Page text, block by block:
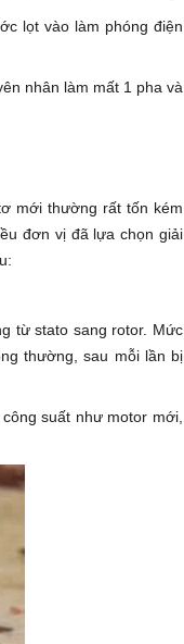
lọt vào làm phóng điện
nhân làm mất 1 pha và
mới thường rất tốn kém
đơn vị đã lựa chọn giải
từ stato sang rotor. Mức
thường, sau mỗi lần bị
suất như motor mới,